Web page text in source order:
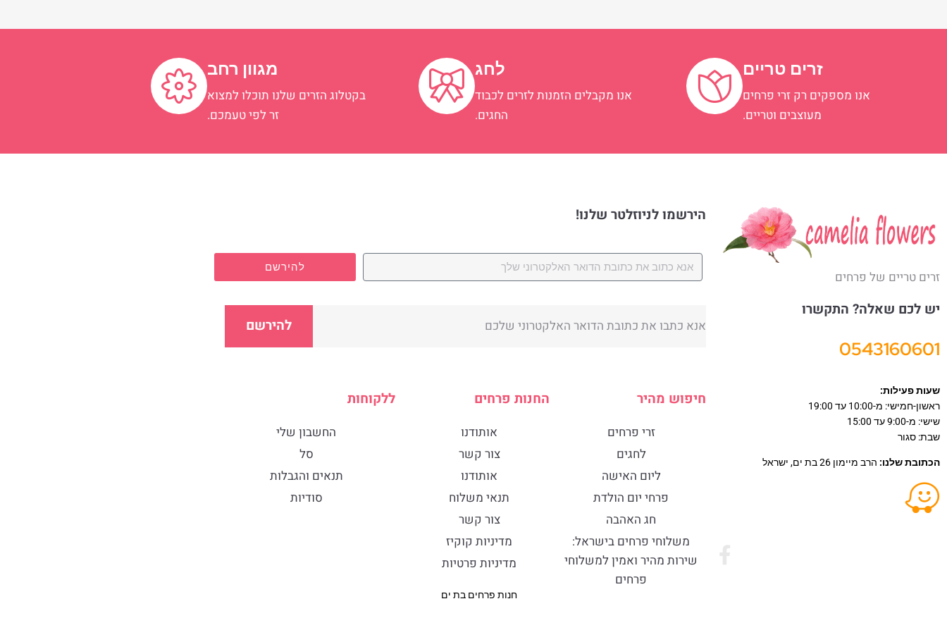
זרים טריים
אנו מספקים רק זרי פרחים
מעוצבים וטריים.
לחג
אנו מקבלים הזמנות לזרים לכבוד
החגים.
מגוון רחב
בקטלוג הזרים שלנו תוכלו למצוא
זר לפי טעמכם.
זרים טריים של פרחים
יש לכם שאלה? התקשרו
0543160601
שעות פעילות:
ראשון-חמישי: מ-10:00 עד 19:00
שישי: מ-9:00 עד 15:00
שבת: סגור
הכתובת שלנו: הרב מיימון 26 בת ים, ישראל
הירשמו לניוזלטר שלנו!
להירשם
להירשם
חיפוש מהיר
זרי פרחים
לחגים
ליום האישה
פרחי יום הולדת
חג האהבה
​משלוחי פרחים בישראל:
שירות מהיר ואמין למשלוחי
פרחים
החנות פרחים
אותודנו
צור קשר
אותודנו
תנאי משלוח
צור קשר
מדיניות קוקיז
מדיניות פרטיות
חנות פרחים בת ים
ללקוחות
החשבון שלי
סל
תנאים והגבלות
סודיות